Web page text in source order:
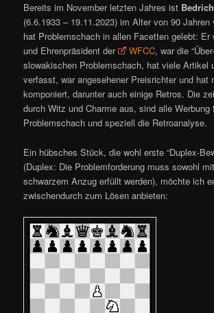
Bereits im November letzten Jahres ist
(6.6.1933 – 19.11.2023) im Alter von 90 Jahren
hat Problemschach in allen Facetten gelebt: Er
und Ehrenpräsident der
WFCC, war die
slowakischen Problemschach, hat viele Artikel
verfasst, war angesehener Preisrichter und hat
komponiert, darunter auch einige Retros. Die
durch Witz und Charme aus, sind alle Werbung
Problemschach und speziell die Retroanalyse.
Ein hübsches Stück, die wohl erste “Duplex-
(Duplex: Die Problemforderung muss sowohl
schwarzem Anzug erfüllt werden), möchte ich
zwischendurch zum Lösen anbieten: